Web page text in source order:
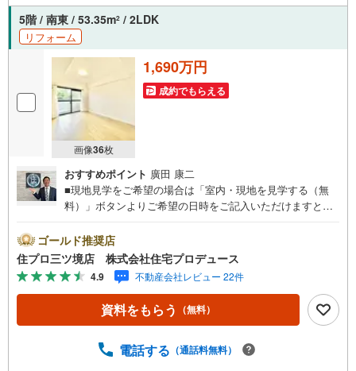
5階 / 南東 / 53.35m2 / 2LDK
リフォーム
画像36枚
1,690万円
成約でもらえる
おすすめポイント 廣田 康二
■現地見学をご希望の場合は「室内・現地を見学する（無
料）」ボタンよりご希望の日時をご記入いただけますとス
に強い！ 住プロは、保土ケ谷区・旭区の不動産売買専門会
社です！最新物件情報や当社限定で販売する物件情報も多
数ございますので、お気軽にお問合せ下さい！ --------------
弊社独自の住宅ローン提案システム 弊社ではファイナンシ
ャル専門スタッフによる【丁寧な資金アドバイス】【ファ
イナンシャルプラン提案書の作成】を随時行っておりま
高】【住宅購入者だけが加入できる無料の生命保険】【13
ゴールド推奨店
住プロ三ツ境店 株式会社住宅プロデュース
4.9 不動産会社レビュー 22件
資料をもらう （無料）
電話する （通話料無料）